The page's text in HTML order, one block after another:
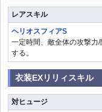
レアスキル
ヘリオスフィアS
一定時間、敵全体の攻撃力
する。
衣装EXリリィスキル
対ヒュージ